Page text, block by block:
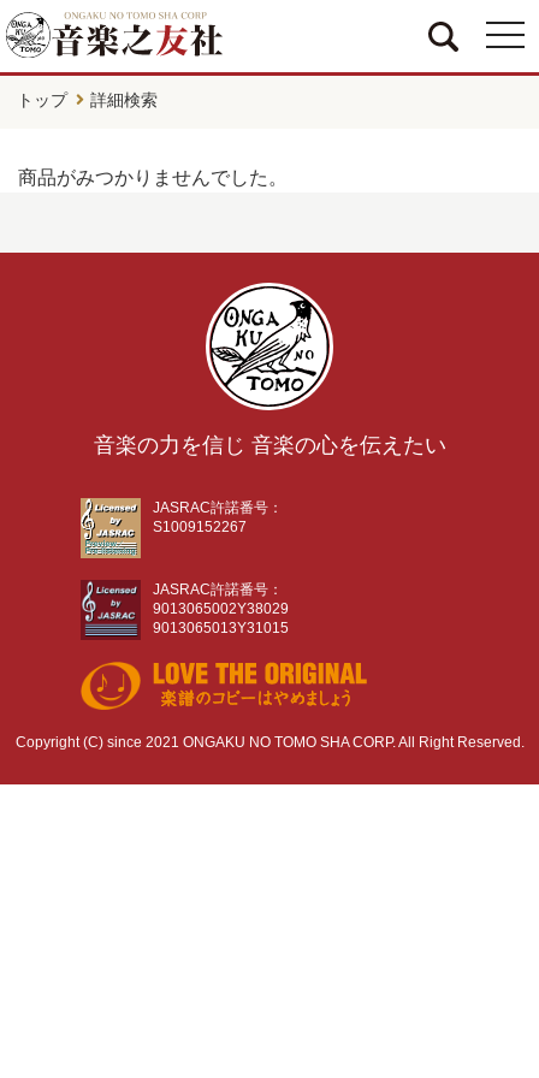
トップ 詳細検索
商品がみつかりませんでした。
音楽の力を信じ 音楽の心を伝えたい
JASRAC許諾番号：
S1009152267
JASRAC許諾番号：
9013065002Y38029
9013065013Y31015
Copyright (C) since 2021 ONGAKU NO TOMO SHA CORP. All Right Reserved.